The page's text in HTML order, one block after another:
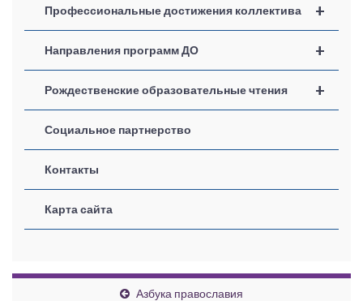
+
Профессиональные достижения коллектива
+
Направления программ ДО
+
Рождественские образовательные чтения
Социальное партнерство
Контакты
Карта сайта
Азбука православия